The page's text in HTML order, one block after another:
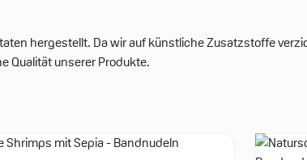
hergestellt. Da wir auf künstliche Zusatzstoffe
Qualität unserer Produkte.